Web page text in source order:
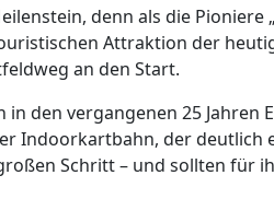
denn als die Pioniere
Attraktion der
an den Start.
den vergangenen 25 Jahren
Indoorkartbahn, der deutlich
Schritt – und sollten für